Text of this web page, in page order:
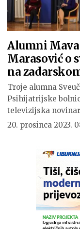
Alumni
Marasović o
na
Troje alumna
Psihijatrijske
televizijska
20. prosinca 2023.